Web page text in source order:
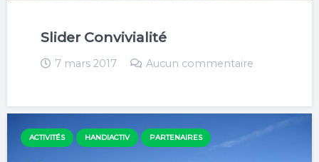
Slider Convivialité
7 mars 2017 Aucun commentaire
ACTIVITÉS HANDIACTIV PARTENAIRES